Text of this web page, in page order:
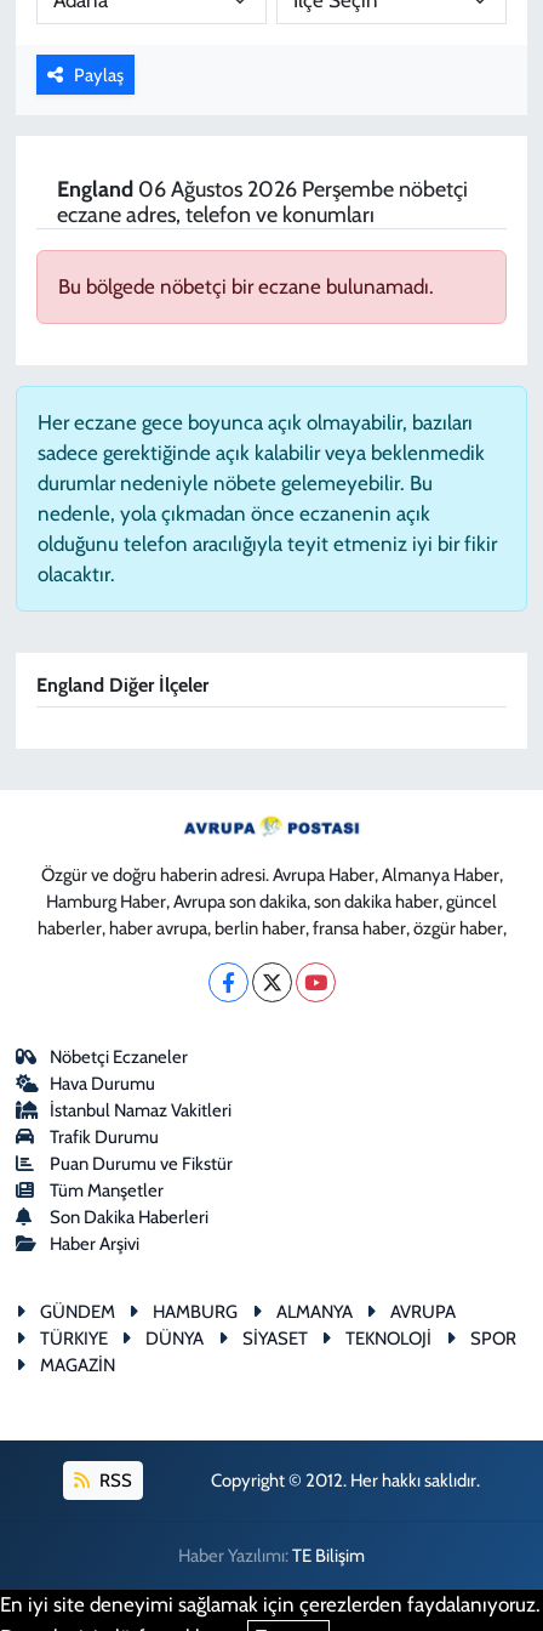
Paylaş
England06 Ağustos 2026 Perşembe nöbetçi
eczane adres, telefon ve konumları
Bu bölgede nöbetçi bir eczane bulunamadı.
Her eczane gece boyunca açık olmayabilir, bazıları
sadece gerektiğinde açık kalabilir veya beklenmedik
durumlar nedeniyle nöbete gelemeyebilir. Bu
nedenle, yola çıkmadan önce eczanenin açık
olduğunu telefon aracılığıyla teyit etmeniz iyi bir fikir
olacaktır.
England Diğer İlçeler
Özgür ve doğru haberin adresi. Avrupa Haber, Almanya Haber,
Hamburg Haber, Avrupa son dakika, son dakika haber, güncel
haberler, haber avrupa, berlin haber, fransa haber, özgür haber,
Nöbetçi Eczaneler
Hava Durumu
İstanbul Namaz Vakitleri
Trafik Durumu
Puan Durumu ve Fikstür
Tüm Manşetler
Son Dakika Haberleri
Haber Arşivi
GÜNDEM HAMBURG ALMANYA
AVRUPA
TÜRKIYE
DÜNYA SİYASET TEKNOLOJİ
SPOR
MAGAZİN
RSS Copyright © 2012. Her hakkı saklıdır.
Haber Yazılımı:TE Bilişim
En iyi site deneyimi sağlamak için çerezlerden faydalanıyoruz.